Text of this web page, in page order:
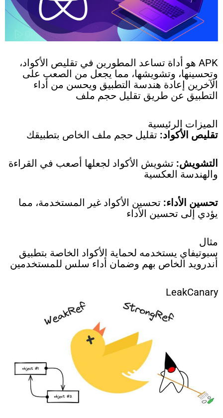
APK هو أداة تساعد المطورين في تقليص الأكواد،
وتحسينها، وتشويشها، مما يجعل من الصعب على
الآخرين إعادة هندسة التطبيق ويحسن من أداء
التطبيق عن طريق تقليل حجم ملف
الميزات الرئيسية
تقليص الأكواد: تقليل حجم ملف الخاص بتطبيقك
التشويش: تشويش الأكواد لجعلها أصعب في القراءة
والهندسة العكسية
تحسين الأداء: تحسين الأكواد غير المستخدمة، مما
يؤدي إلى تحسين الأداء
مثال
سبوتيفاي يستخدمه لحماية الأكواد الخاصة بتطبيق
أندرويد الخاص بهم وضمان أداء سلس للمستخدمين
LeakCanary